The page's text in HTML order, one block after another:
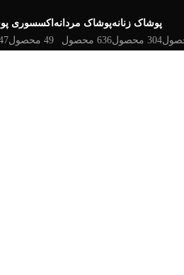
پوشاک زنانه
304 محصول
پوشاک مردانه
636 محصول
اکسسوری
49 محصول
47